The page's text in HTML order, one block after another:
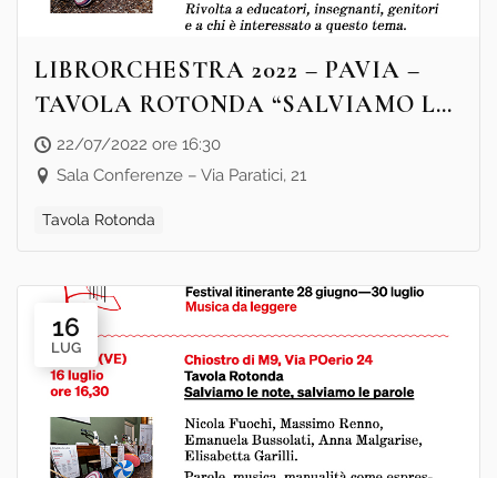
LIBRORCHESTRA 2022 – PAVIA –
TAVOLA ROTONDA “SALVIAMO LE
NOTE, SALVIAMO LE PAROLE”
22/07/2022 ore 16:30
Sala Conferenze – Via Paratici, 21
Tavola Rotonda
16
LUG